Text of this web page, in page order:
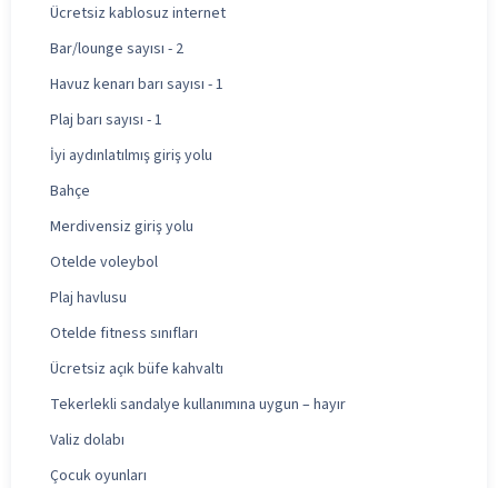
Ücretsiz kablosuz internet
Bar/lounge sayısı - 2
Havuz kenarı barı sayısı - 1
Plaj barı sayısı - 1
İyi aydınlatılmış giriş yolu
Bahçe
Merdivensiz giriş yolu
Otelde voleybol
Plaj havlusu
Otelde fitness sınıfları
Ücretsiz açık büfe kahvaltı
Tekerlekli sandalye kullanımına uygun – hayır
Valiz dolabı
Çocuk oyunları